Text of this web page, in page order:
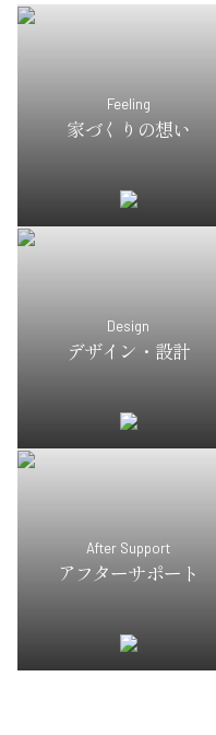
Feeling
家づくりの想い
Design
デザイン・設計
After Support
アフターサポート